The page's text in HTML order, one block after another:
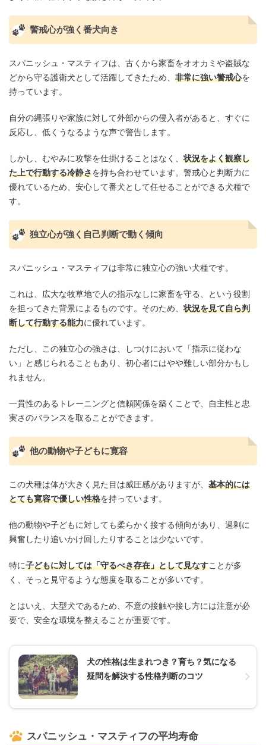
警戒心が強く番犬向き
スパニッシュ・マスティフは、古くから家畜をオオカミや盗賊な
どから守る護衛犬として活躍してきたため、 非常に強い警戒心を
持っています。
自分の縄張りや家族に対して外部からの侵入者があると、すぐに
反応し、低くうなるような声で警告します。
しかし、むやみに攻撃を仕掛けることはなく、状況をよく観察し
た上で行動する冷静さを持ち合わせています。警戒心と判断力に
優れているため、安心して番犬として任せることができる犬種で
す。
独立心が強く自己判断で動く傾向
スパニッシュ・マスティフは非常に独立心の強い犬種です。
これは、広大な牧草地で人の指示なしに家畜を守る、という役割
を担ってきた背景によるものです。そのため、状況を見て自ら判
断して行動する能力に優れています。
ただし、この独立心の強さは、しつけにおいて「指示に従わな
い」と感じられることもあり、初心者にはやや難しい部分かもし
れません。
一貫性のあるトレーニングと信頼関係を築くことで、自主性と忠
実さのバランスを取ることができます。
他の動物や子どもに寛容
この犬種は体が大きく見た目は威圧感がありますが、 基本的には
とても寛容で優しい性格を持っています。
他の動物や子どもに対しても柔らかく接する傾向があり、過剰に
興奮したり追いかけ回したりすることは少ないです。
特に子どもに対しては「守るべき存在」として見なすことが多
く、そっと見守るような態度を取ることが多いです。
とはいえ、大型犬であるため、不意の接触や接し方には注意が必
要で、安全な環境を整えることが重要です。
犬の性格は生まれつき？育ち？気になる
疑問を解決する性格判断のコツ
スパニッシュ・マスティフの平均寿命